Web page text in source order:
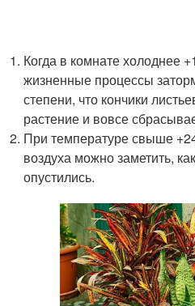
Когда в комнате холоднее
жизненные процессы
степени, что кончики
растение и вовсе
При температуре свыше
воздуха можно заметить,
опустились.